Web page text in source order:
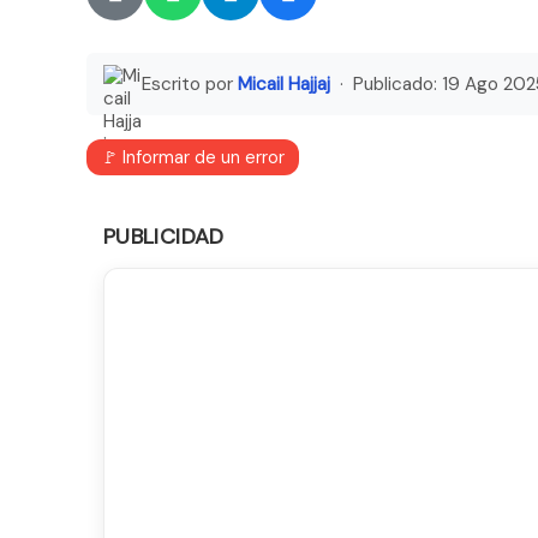
Escrito por Micail Hajjaj · Publicado: 19 Ago
🚩 Informar de un error
PUBLICIDAD